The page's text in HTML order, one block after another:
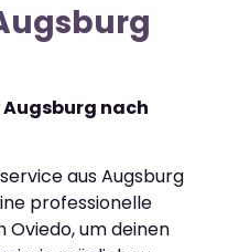
Augsburg nach
aus Augsburg
professionelle
Oviedo, um deinen